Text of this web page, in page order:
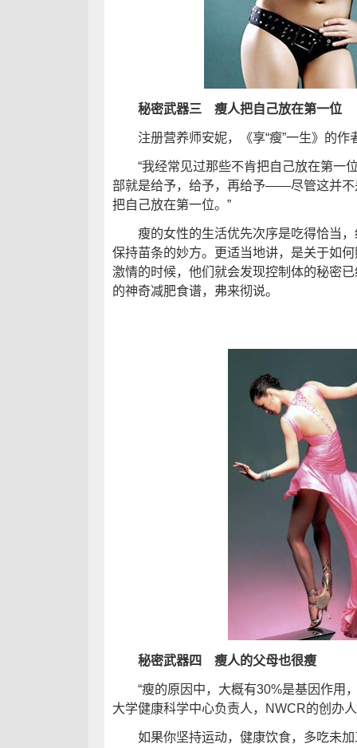
秘密武器三 瘦人把自己放在第一位
注册营养师安妮，《享“瘦”一生》的作
“我经常见过那些不肯把自己放在第一位
部就是给予，给予，再给予——尽管这并不
把自己放在第一位。”
瘦的女性的生活优先次序是吃得恰当，
保持苗条的妙方。更适当地讲，是关于如
激情的时候，他们就会发现控制体的秘密
的神奇减肥食谱，弗来彻说。
秘密武器四 瘦人的父母也很瘦
“瘦的原因中，大概有30%是基因作用，
大学健康科学中心负责人，NWCR的创办
如果你坚持运动，健康饮食，多吃未加